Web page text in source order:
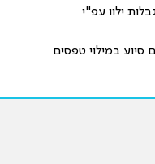
ילוו עפ"י
סיוע במילוי טפסים